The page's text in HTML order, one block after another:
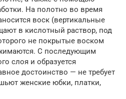
На полотно во время
воск (вертикальные
в кислотный раствор, под
не покрытые воском
С последующим
слоя и образуется
достоинство — не требует
женские юбки, платки,